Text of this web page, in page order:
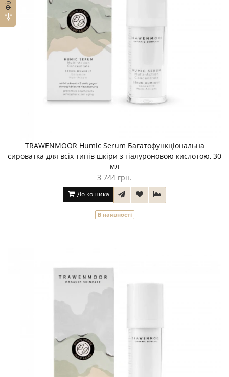
TRAWENMOOR Humic Serum Багатофункціональна
сироватка для всіх типів шкіри з гіалуроновою кислотою, 30
мл
3 744 грн.
До кошика
В наявності